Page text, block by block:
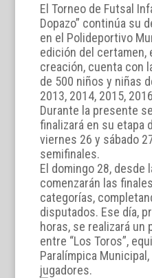
El Torneo de Futsal
Dopazo” continúa su
en el Polideportivo
edición del certamen,
creación, cuenta con
de 500 niños y niñas
2013, 2014, 2015,
Durante la presente
finalizará en su etapa
viernes 26 y sábado
semifinales.
El domingo 28, desde
comenzarán las
categorías,
disputados. Ese día,
horas, se realizará un
entre “Los Toros”,
Paralímpica
jugadores.